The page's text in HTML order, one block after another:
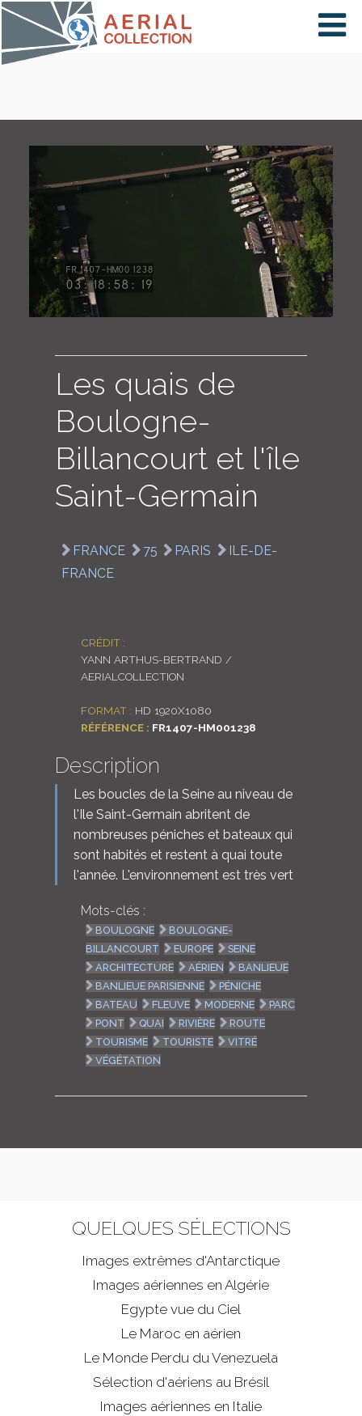
×
PAYS
CARTE
COLLECTIONS
Les quais de
Boulogne-
Billancourt et l'île
Saint-Germain
FRANCE 75 PARIS
ILE-DE-
FRANCE
CRÉDIT :
YANN ARTHUS-BERTRAND /
AERIALCOLLECTION
FORMAT : HD 1920X1080
RÉFÉRENCE : FR1407-HM001238
Description
Les boucles de la Seine au niveau de
l'Ile Saint-Germain abritent de
nombreuses péniches et bateaux qui
sont habités et restent à quai toute
l'année. L'environnement est très vert
Mots-clés :
BOULOGNE
BOULOGNE-
BILLANCOURT
EUROPE
SEINE
ARCHITECTURE
AÉRIEN
BANLIEUE
BANLIEUE PARISIENNE
PÉNICHE
BATEAU
FLEUVE MODERNE
PARC
PONT
QUAI RIVIÈRE
ROUTE
TOURISME
TOURISTE
VITRÉ
VÉGÉTATION
QUELQUES SÉLECTIONS
Images extrêmes d'Antarctique
Images aériennes en Algérie
Egypte vue du Ciel
Le Maroc en aérien
Le Monde Perdu du Venezuela
Sélection d'aériens au Brésil
Images aériennes en Italie